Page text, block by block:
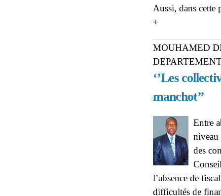
Aussi, dans cette
+
MOUHAMED
‘’Les
manchot’’
Entre
niveau
des
l’absence de
difficultés de